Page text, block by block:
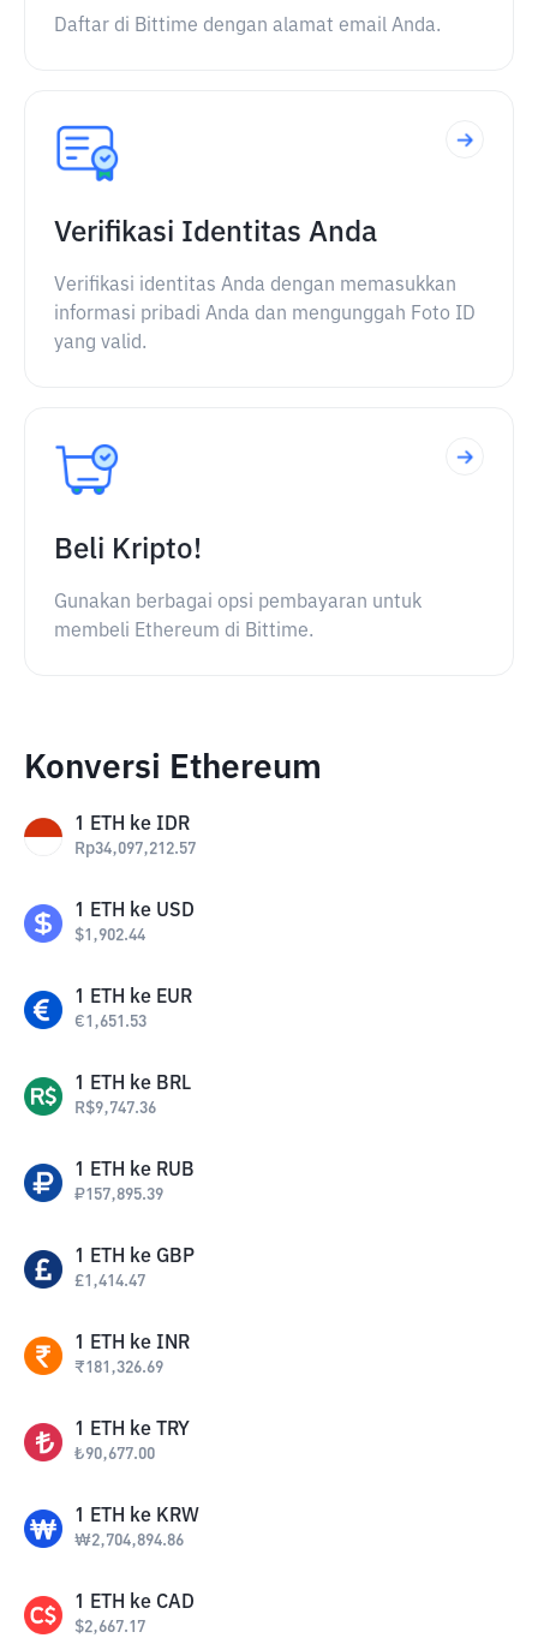
Daftar di Bittime dengan alamat email Anda.
Verifikasi Identitas Anda
Verifikasi identitas Anda dengan memasukkan
informasi pribadi Anda dan mengunggah Foto ID
yang valid.
Beli Kripto!
Gunakan berbagai opsi pembayaran untuk
membeli Ethereum di Bittime.
Konversi Ethereum
1 ETH ke IDR
Rp34,097,212.57
1 ETH ke USD
$1,902.44
1 ETH ke EUR
€1,651.53
1 ETH ke BRL
R$9,747.36
1 ETH ke RUB
₽157,895.39
1 ETH ke GBP
£1,414.47
1 ETH ke INR
₹181,326.69
1 ETH ke TRY
₺90,677.00
1 ETH ke KRW
₩2,704,894.86
1 ETH ke CAD
$2,667.17